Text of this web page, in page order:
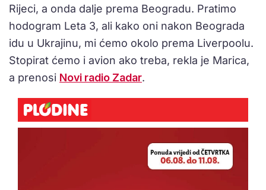
Rijeci, a onda dalje prema Beogradu. Pratimo
hodogram Leta 3, ali kako oni nakon Beograda
idu u Ukrajinu, mi ćemo okolo prema Liverpoolu.
Stopirat ćemo i avion ako treba, rekla je Marica,
a prenosi Novi radio Zadar.